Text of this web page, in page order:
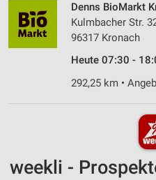
Denns BioMarkt
Kulmbacher Str.
96317 Kronach
Heute 07:30 -
292,25 km •
weekli -